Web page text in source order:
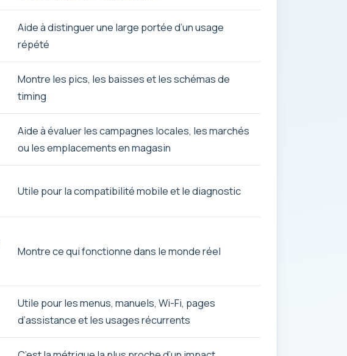
Aide à distinguer une large portée d’un usage
répété
Montre les pics, les baisses et les schémas de
timing
Aide à évaluer les campagnes locales, les marchés
ou les emplacements en magasin
Utile pour la compatibilité mobile et le diagnostic
Montre ce qui fonctionne dans le monde réel
Utile pour les menus, manuels, Wi-Fi, pages
d’assistance et les usages récurrents